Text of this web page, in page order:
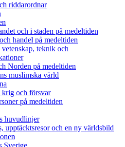
riddarordnar
och i staden på medeltiden
handel på medeltiden
teknik och
Norden på medeltiden
muslimska värld
krig och försvar
på medeltiden
huvudlinjer
upptäcktsresor och en ny världsbild
Sverige